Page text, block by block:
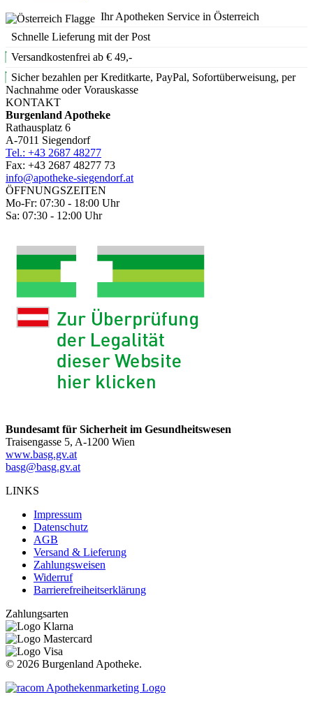
Ihr Apotheken Service in Österreich
Schnelle Lieferung mit der Post
Versandkostenfrei ab € 49,-
Sicher bezahlen per Kreditkarte, PayPal, Sofortüberweisung, per
Nachnahme oder Vorauskasse
KONTAKT
Burgenland Apotheke
Rathausplatz 6
A-7011 Siegendorf
Tel.: +43 2687 48277
Fax: +43 2687 48277 73
info@apotheke-siegendorf.at
ÖFFNUNGSZEITEN
Mo-Fr: 07:30 - 18:00 Uhr
Sa: 07:30 - 12:00 Uhr
Bundesamt für Sicherheit im Gesundheitswesen
Traisengasse 5, A-1200 Wien
www.basg.gv.at
basg@basg.gv.at
LINKS
Impressum
Datenschutz
AGB
Versand & Lieferung
Zahlungsweisen
Widerruf
Barrierefreiheitserklärung
Zahlungsarten
© 2026 Burgenland Apotheke.